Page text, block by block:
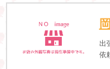
出
依